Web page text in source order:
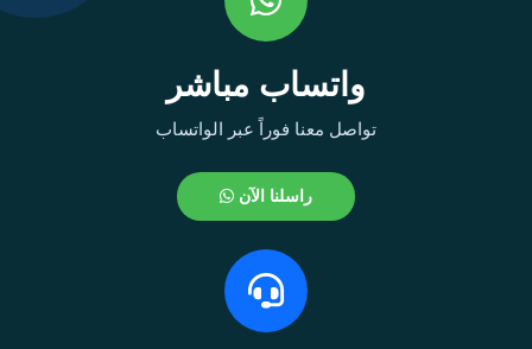
واتساب مباشر
تواصل معنا فوراً عبر الواتساب
راسلنا الآن